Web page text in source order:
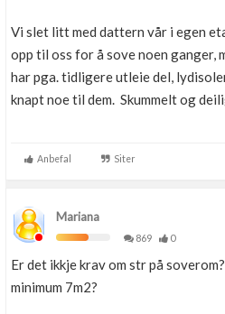
Vi slet litt med dattern vår i egen
opp til oss for å sove noen ganger,
har pga. tidligere utleie del,
knapt noe til dem. Skummelt og
Anbefal Siter
Mariana
869
0
Er det ikkje krav om str på
minimum 7m2?